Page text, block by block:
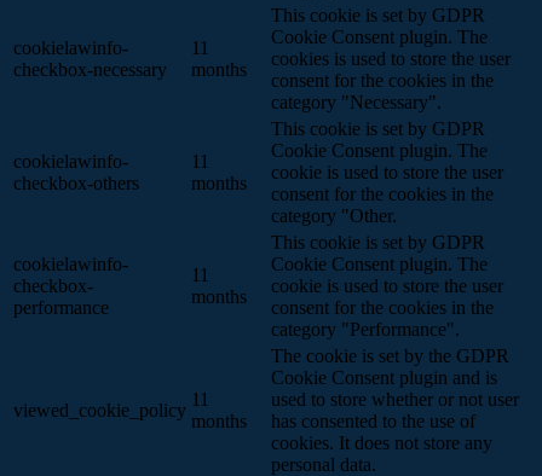
cookielawinfo-
checkbox-necessary
11
months
This cookie is set by GDPR
Cookie Consent plugin. The
cookies is used to store the user
consent for the cookies in the
category "Necessary".
cookielawinfo-
checkbox-others
11
months
This cookie is set by GDPR
Cookie Consent plugin. The
cookie is used to store the user
consent for the cookies in the
category "Other.
cookielawinfo-
checkbox-
performance
11
months
This cookie is set by GDPR
Cookie Consent plugin. The
cookie is used to store the user
consent for the cookies in the
category "Performance".
viewed_cookie_policy
11
months
The cookie is set by the GDPR
Cookie Consent plugin and is
used to store whether or not user
has consented to the use of
cookies. It does not store any
personal data.